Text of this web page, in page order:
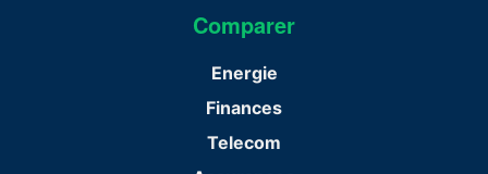
Comparer
Energie
Finances
Telecom